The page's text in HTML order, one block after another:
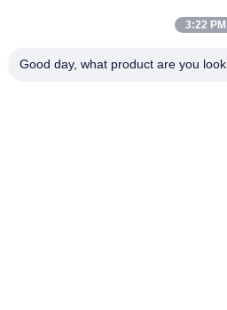
4F, bâtiment E, centre Shentou,
3:22 PM
Good day, what product are you